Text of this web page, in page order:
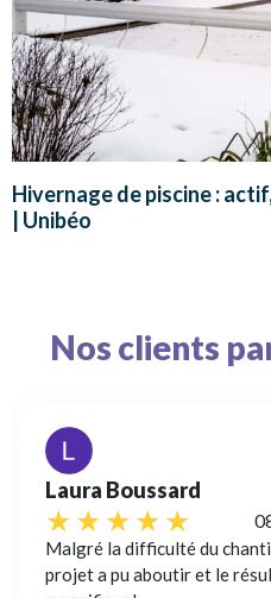
Hivernage de piscine :
| Unibéo
Nos clients
jean-marc Bréard
M. Lacaze a pris en
avec rigueur et